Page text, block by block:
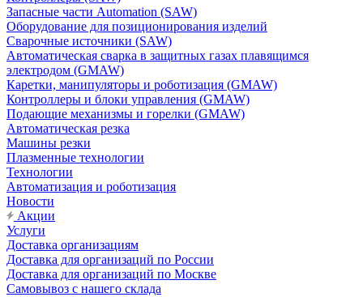
Запасные части Automation (SAW)
Оборудование для позиционирования изделий
Сварочные источники (SAW)
Автоматическая сварка в защитных газах плавящимся
электродом (GMAW)
Каретки, манипуляторы и роботизация (GMAW)
Контроллеры и блоки управления (GMAW)
Подающие механизмы и горелки (GMAW)
Автоматическая резка
Машины резки
Плазменные технологии
Технологии
Автоматизация и роботизация
Новости
Акции
Услуги
Доставка организациям
Доставка для организаций по России
Доставка для организаций по Москве
Самовывоз с нашего склада